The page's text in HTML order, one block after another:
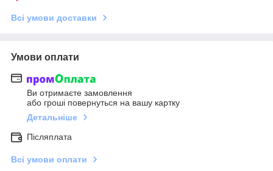
Всі умови доставки
Умови оплати
Ви отримаєте замовлення
або гроші повернуться на вашу картку
Детальніше
Післяплата
Всі умови оплати